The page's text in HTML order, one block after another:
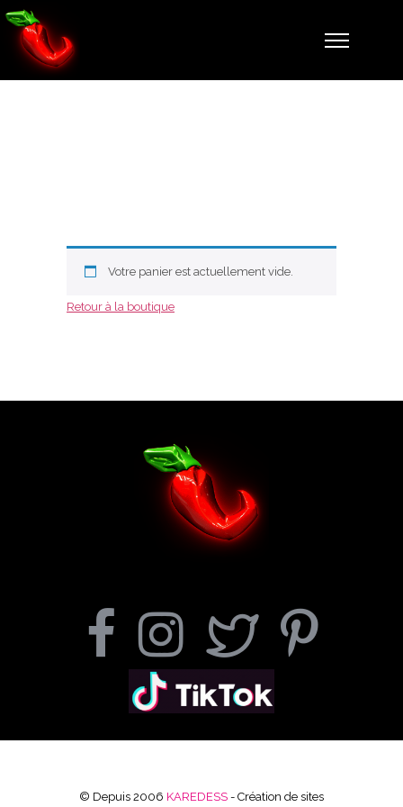
Votre panier est actuellement vide.
Retour à la boutique
© Depuis 2006 KAREDESS - Création de sites